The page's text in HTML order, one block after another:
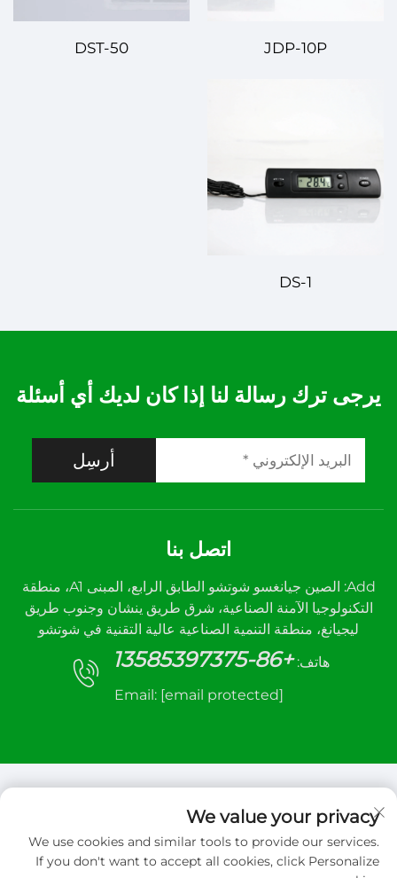
JDP-10P
DST-50
DS-1
يرجى ترك رسالة لنا إذا كان لديك أي أسئلة
أرسِل
اتصل بنا
Add: الصين جيانغسو شوتشو الطابق الرابع، المبنى A1، منطقة
التكنولوجيا الآمنة الصناعية، شرق طريق ينشان وجنوب طريق
ليجيانغ، منطقة التنمية الصناعية عالية التقنية في شوتشو
هاتف: +86-13585397375
Email: [email protected]
حقوق الت COPYRIGHT © 2026 شركة شيوتشو سانهي
للتحكم الآلي المحدودة. جميع الحقوق محفوظة
We value your privacy
We use cookies and similar tools to provide our services.
If you don't want to accept all cookies, click Personalize